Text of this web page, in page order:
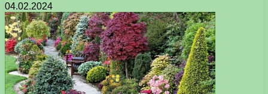
04.02.2024